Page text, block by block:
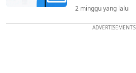
2 minggu yang lalu
ADVERTISEMENTS